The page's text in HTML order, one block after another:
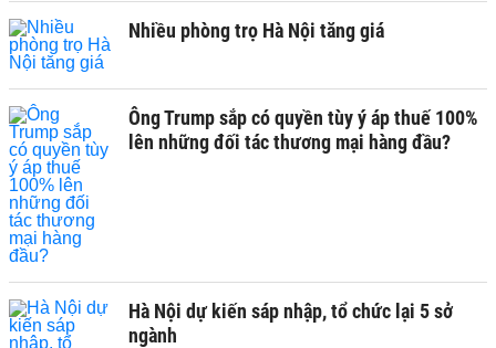
Nhiều phòng trọ Hà Nội tăng giá
Ông Trump sắp có quyền tùy ý áp thuế 100%
lên những đối tác thương mại hàng đầu?
Hà Nội dự kiến sáp nhập, tổ chức lại 5 sở
ngành